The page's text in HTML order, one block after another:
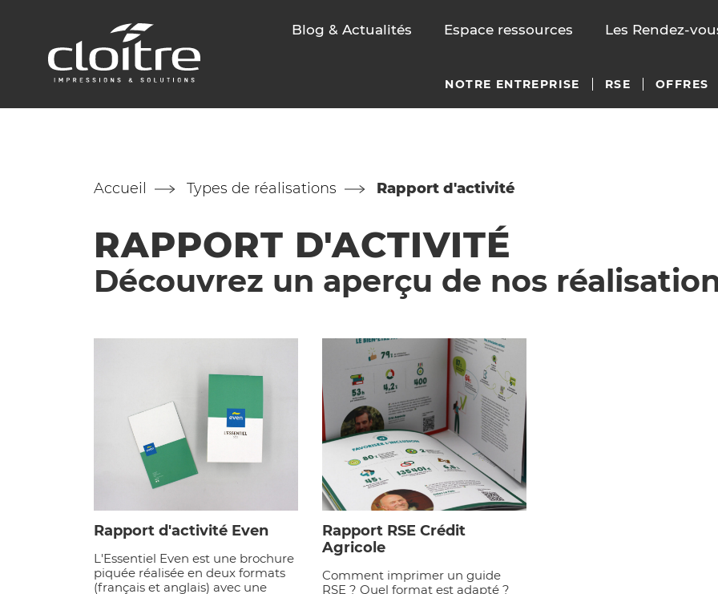
Blog & Actualités Espace ressources Les Rendez-
NOTRE ENTREPRISE RSE OFFRES
Accueil Types de réalisations Rapport d'activité
RAPPORT D'ACTIVITÉ
Découvrez un aperçu de nos
Rapport d'activité Even
L'Essentiel Even est une brochure
piquée réalisée en deux formats
(français et anglais) avec une
Rapport RSE Crédit
Agricole
Comment imprimer un guide
RSE ? Quel format est adapté ?